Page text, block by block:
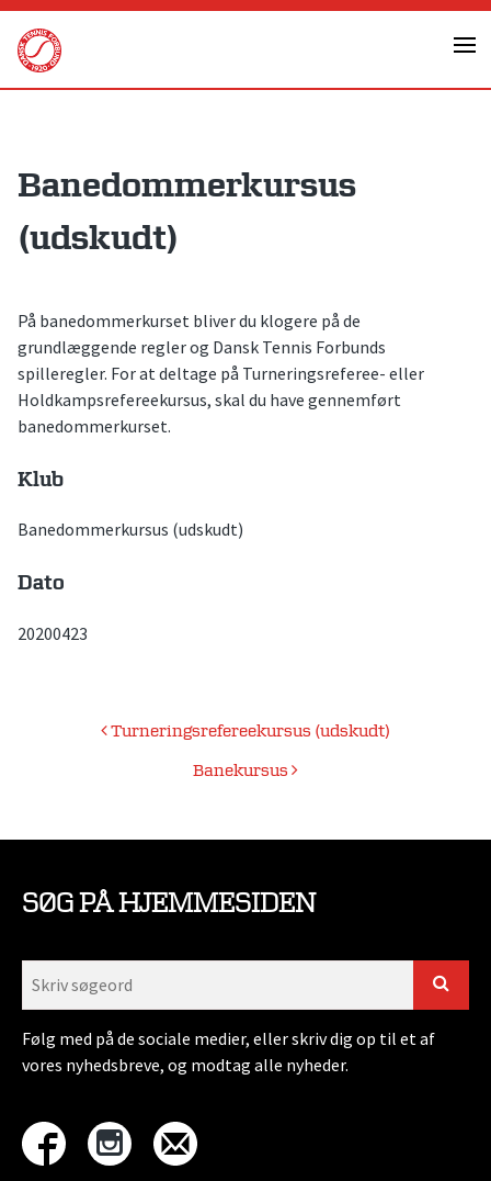
Skip
content
Banedommerkursus
(udskudt)
På banedommerkurset bliver du klogere på de
grundlæggende regler og Dansk Tennis Forbunds
spilleregler. For at deltage på Turneringsreferee- eller
Holdkampsrefereekursus, skal du have gennemført
banedommerkurset.
Klub
Banedommerkursus (udskudt)
Dato
20200423
Indlægsnavigation
Turneringsrefereekursus (udskudt)
Banekursus
SØG PÅ HJEMMESIDEN
Følg med på de sociale medier, eller skriv dig op til et af
vores nyhedsbreve, og modtag alle nyheder.